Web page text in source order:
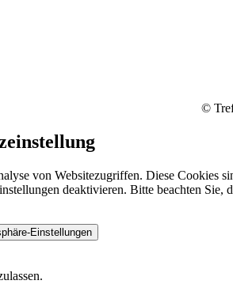
©
von Websitezugriffen. Diese Cookies
deaktivieren. Bitte beachten
Einstellungen